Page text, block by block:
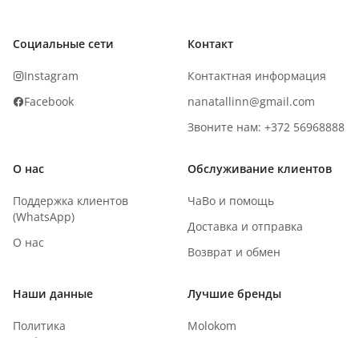
Социальные сети
Instagram
Facebook
Контакт
Контактная информация
nanatallinn@gmail.com
Звоните нам: +372 56968888
О нас
Поддержка клиентов
(WhatsApp)
О нас
Обслуживание клиентов
ЧаВо и помощь
Доставка и отправка
Возврат и обмен
Наши данные
Политика
Лучшие бренды
Molokom